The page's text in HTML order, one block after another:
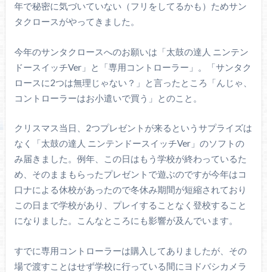
年で秘密に気づいていない（フリをしてるかも）ためサン
タクロースがやってきました。
今年のサンタクロースへのお願いは「太鼓の達人 ニンテン
ドースイッチVer」と「専用コントローラー」。「サンタク
ロースに2つは無理じゃない？」と言ったところ「んじゃ、
コントローラーはお小遣いで買う」とのこと。
クリスマス当日、2つプレゼントが来るというサプライズは
なく「太鼓の達人 ニンテンドースイッチVer」のソフトの
み届きました。例年、この日はもう学校が終わっているた
め、そのままもらったプレゼントで遊ぶのですが今年はコ
口ナによる休校があったので冬休み期間が短縮されており
この日まで学校があり、プレイすることなく登校すること
になりました。こんなところにも影響が及んでいます。
すでに専用コントローラーは購入してありましたが、その
場で渡すことはせず学校に行っている間にヨドバシカメラ